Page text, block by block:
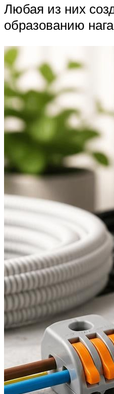
Любая из них
образованию